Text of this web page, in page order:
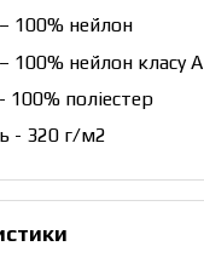
100% нейлон
100% нейлон класу А
100% поліестер
- 320 г/м2